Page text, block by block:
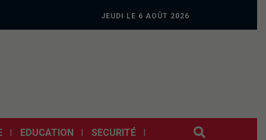
JEUDI LE 6 AOÛT 2026
EDUCATION SECURITÉ